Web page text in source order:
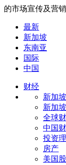
的市场宣传及营销
最新
新加坡
东南亚
国际
中国
财经
新加
新加
全球
中国
投资
房产
美国